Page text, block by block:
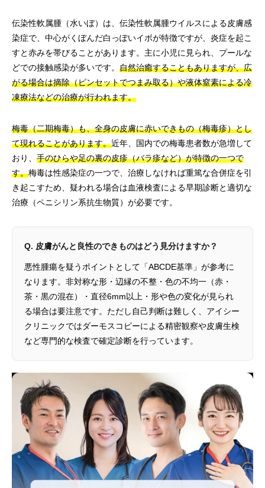
伝染性軟属腫（水いぼ）は、伝染性軟属腫ウイルスによる皮膚感
染症で、中心がくぼんだ白っぽいイボが特徴ですが、炎症を起こ
すと赤みを帯びることがあります。主に小児に見られ、プールな
どでの接触感染が多いです。 自然治癒することもありますが、広
がる場合は摘除（ピンセットでつまみ取る）や液体窒素による冷
凍療法などの治療が行われます。
梅毒（二期梅毒）も、全身の皮膚に赤いできもの（梅毒疹）とし
て現れることがあります。近年、国内での梅毒患者数が急増して
おり、 手のひらや足の裏の皮疹（バラ疹など）が特徴の一つで
す。梅毒は性感染症の一つで、治療しなければ重篤な合併症を引
き起こすため、疑われる場合は血液検査による早期診断と適切な
治療（ペニシリン系抗生物質）が必要です。
Q. 皮膚がんと良性のできものはどう見分けますか？
悪性腫瘍を疑うポイントとして「ABCDE基準」が参考に
なります。非対称な形・辺縁の不整・色の不均一（赤・
茶・黒の混在）・直径6mm以上・形や色の変化が見られ
る場合は要注意です。ただし自己判断は難しく、アイシー
クリニックではダーモスコピーによる精密観察や皮膚生検
など専門的な検査で確定診断を行っています。